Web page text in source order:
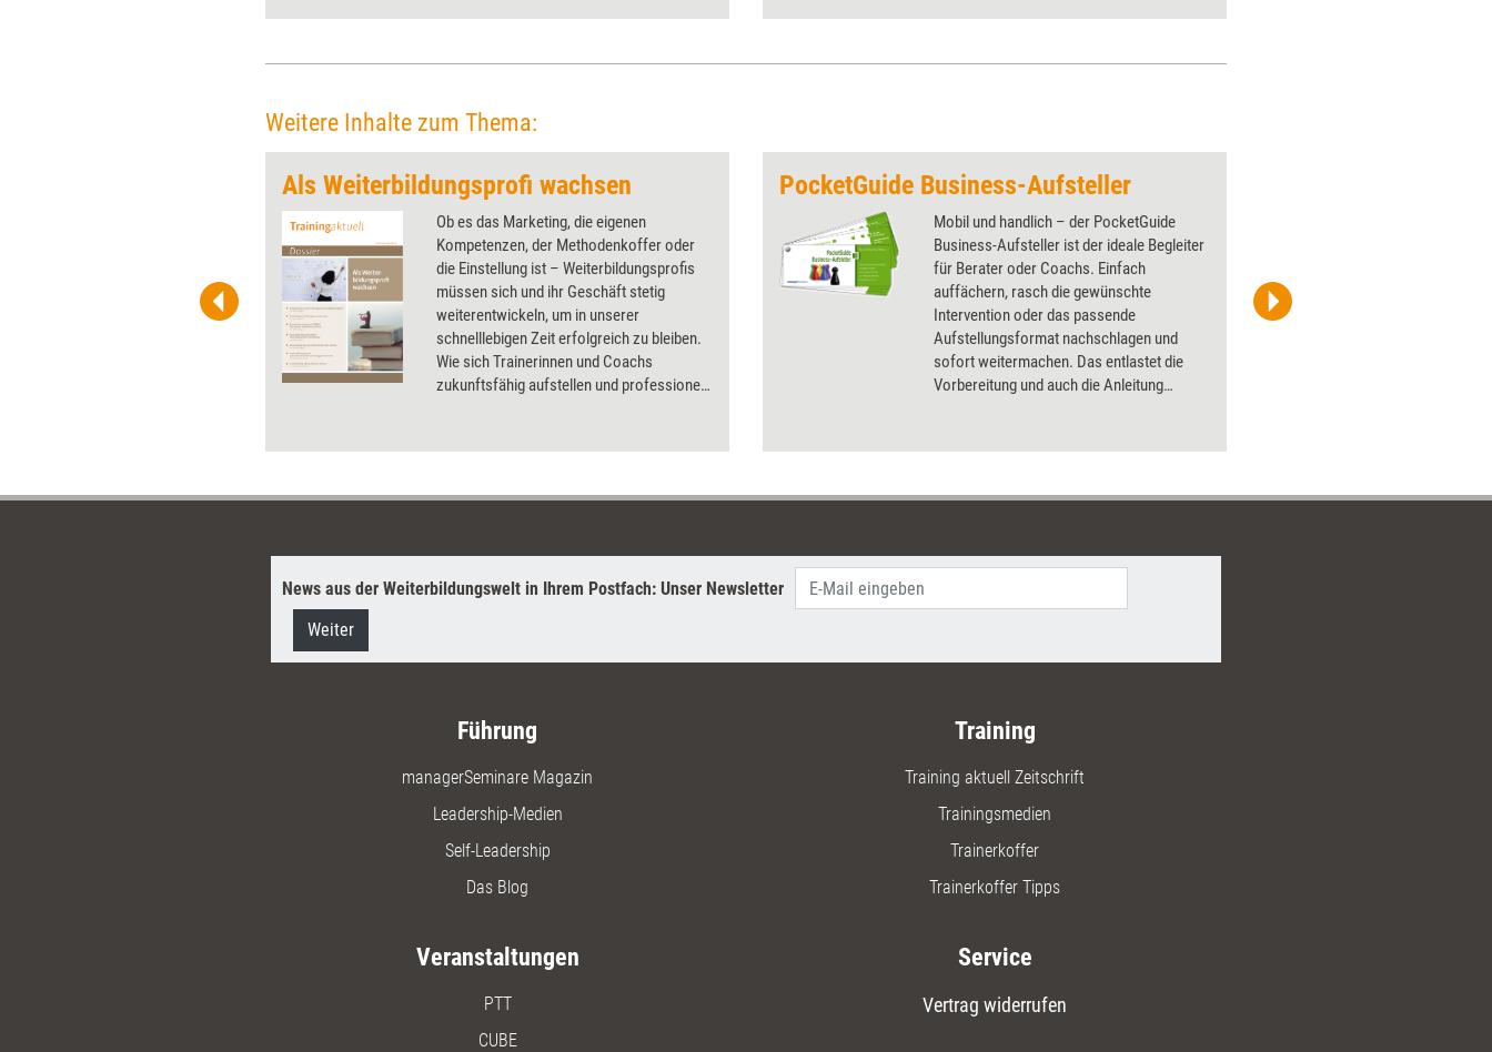
Methoden – am Beispiel ihrer
stellt sie Ansätze für den
Weitere Inhalte zum Thema:
Als Weiterbildungsprofi wachsen
Ob es das Marketing, die eigenen
Kompetenzen, der Methodenkoffer oder
die Einstellung ist – Weiterbildungsprofis
müssen sich und ihr Geschäft stetig
weiterentwickeln, um in unserer
schnelllebigen Zeit erfolgreich zu bleiben.
Wie sich Trainerinnen und Coachs
zukunftsfähig aufstellen und professionell
PocketGuide Business-Aufsteller
Mobil und handlich – der PocketGuide
Business-Aufsteller ist der ideale Begleiter
für Berater oder Coachs. Einfach
auffächern, rasch die gewünschte
Intervention oder das passende
Aufstellungsformat nachschlagen und
sofort weitermachen. Das entlastet die
Vorbereitung und auch die Anleitung
jeder Einzelkarte ist ein relevanter Punkt
der Rückseite finden Sie weiterführende
News aus der Weiterbildungswelt in Ihrem Postfach: Unser Newsletter
Weiter
Führung
managerSeminare Magazin
Leadership-Medien
Self-Leadership
Das Blog
Training
Training aktuell Zeitschrift
Trainingsmedien
Trainerkoffer
Trainerkoffer Tipps
Veranstaltungen
PTT
CUBE
Service
Vertrag widerrufen